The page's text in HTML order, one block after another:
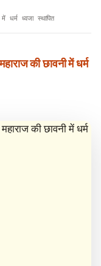
धर्म ध्वजा स्थापित
की छावनी में धर्म